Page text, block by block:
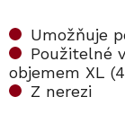
Umožňuje
Použitelné
objemem XL
Z nerezi